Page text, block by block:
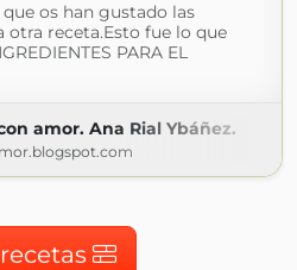
os han gustado las
otra receta.Esto fue lo que
PARA EL
amor. Ana Rial Ybáñez.